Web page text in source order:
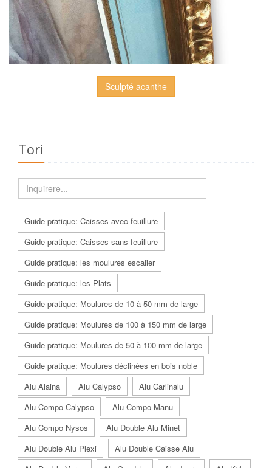
Sculpté acanthe
Tori
Guide pratique: Caisses avec feuillure
Guide pratique: Caisses sans feuillure
Guide pratique: les moulures escalier
Guide pratique: les Plats
Guide pratique: Moulures de 10 à 50 mm de large
Guide pratique: Moulures de 100 à 150 mm de large
Guide pratique: Moulures de 50 à 100 mm de large
Guide pratique: Moulures déclinées en bois noble
Alu Alaina
Alu Calypso
Alu Carlinalu
Alu Compo Calypso
Alu Compo Manu
Alu Compo Nysos
Alu Double Alu Minet
Alu Double Alu Plexi
Alu Double Caisse Alu